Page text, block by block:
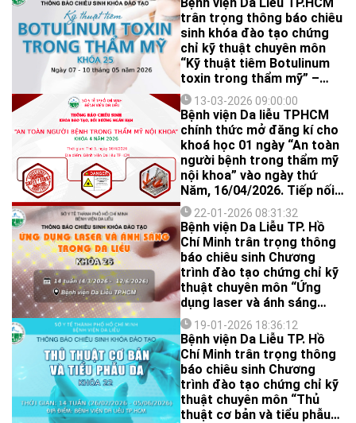
trân trọng thông báo chiêu
sinh khóa đào tạo chứng
chỉ kỹ thuật chuyên môn
“Kỹ thuật tiêm Botulinum
toxin trong thẩm mỹ” –
Khóa 25.
13-03-2026 09:00:00
Bệnh viện Da liễu TPHCM
chính thức mở đăng kí cho
khoá học 01 ngày “An toàn
người bệnh trong thẩm mỹ
nội khoa” vào ngày thứ
Năm, 16/04/2026. Tiếp nối
thành công từ 3 khoá học
trước, đây là lần thứ 4 Bệnh
viện Da liễu TP.HCM tổ
chức khoá học này.
22-01-2026 08:31:32
Bệnh viện Da Liễu TP. Hồ
Chí Minh trân trọng thông
báo chiêu sinh Chương
trình đào tạo chứng chỉ kỹ
thuật chuyên môn “Ứng
dụng laser và ánh sáng
trong da liễu” – Khóa 26,
nhằm cập nhật kiến thức và
nâng cao năng lực thực
hành trong lĩnh vực laser
và ánh sáng trong da liễu.
19-01-2026 18:36:12
Bệnh viện Da Liễu TP. Hồ
Chí Minh trân trọng thông
báo chiêu sinh Chương
trình đào tạo chứng chỉ kỹ
thuật chuyên môn “Thủ
thuật cơ bản và tiểu phẫu